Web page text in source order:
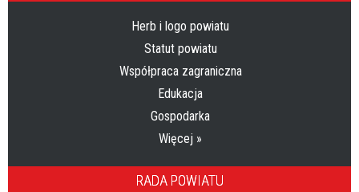
Herb i logo powiatu
Statut powiatu
Współpraca zagraniczna
Edukacja
Gospodarka
Więcej »
RADA POWIATU